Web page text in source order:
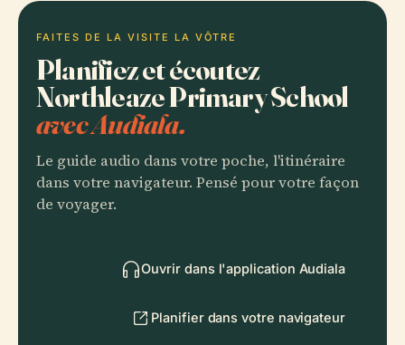
FAITES DE LA VISITE LA VÔTRE
Planifiez et écoutez
Northleaze Primary School
avec Audiala.
Le guide audio dans votre poche, l'itinéraire
dans votre navigateur. Pensé pour votre façon
de voyager.
Ouvrir dans l'application Audiala
Planifier dans votre navigateur